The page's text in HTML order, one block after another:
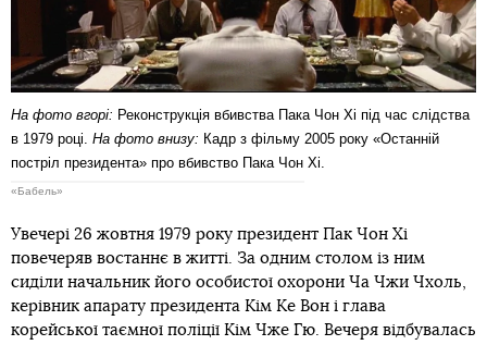
На фото вгорі: Реконструкція вбивства Пака Чон Хі під час слідства
в 1979 році. На фото внизу: Кадр з фільму 2005 року «Останній
постріл президента» про вбивство Пака Чон Хі.
«Бабель»
Увечері 26 жовтня 1979 року президент Пак Чон Хі
повечеряв востаннє в житті. За одним столом із ним
сиділи начальник його особистої охорони Ча Чжи Чхоль,
керівник апарату президента Кім Ке Вон і глава
корейської таємної поліції Кім Чже Гю. Вечеря відбувалась